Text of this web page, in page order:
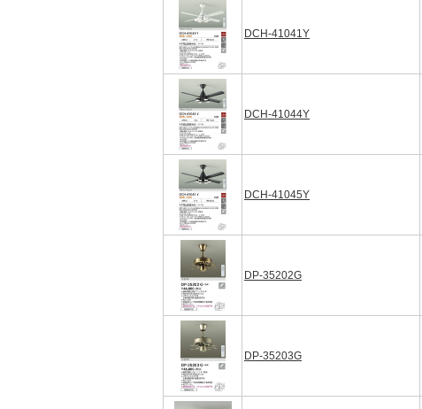
DCH-41041Y
DCH-41044Y
DCH-41045Y
DP-35202G
DP-35203G